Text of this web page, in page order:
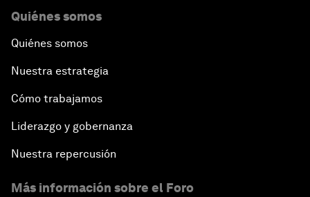
Quiénes somos
Quiénes somos
Nuestra estrategia
Cómo trabajamos
Liderazgo y gobernanza
Nuestra repercusión
Más información sobre el Foro